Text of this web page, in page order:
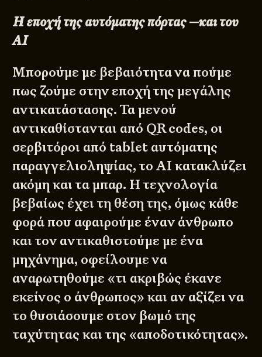
Η εποχή της αυτόματης πόρτας —και του
ΑΙ
Μπορούμε με βεβαιότητα να πούμε
πως ζούμε στην εποχή της μεγάλης
αντικατάστασης. Τα μενού
αντικαθίστανται από QR codes, οι
σερβιτόροι από tablet αυτόματης
παραγγελιοληψίας, το AI κατακλύζει
ακόμη και τα μπαρ. Η τεχνολογία
βεβαίως έχει τη θέση της, όμως κάθε
φορά που αφαιρούμε έναν άνθρωπο
και τον αντικαθιστούμε με ένα
μηχάνημα, οφείλουμε να
αναρωτηθούμε «τι ακριβώς έκανε
εκείνος ο άνθρωπος» και αν αξίζει να
το θυσιάσουμε στον βωμό της
ταχύτητας και της «αποδοτικότητας».